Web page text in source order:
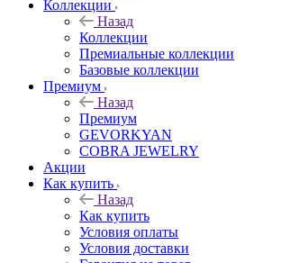
Коллекции
Назад
Коллекции
Премиальные коллекции
Базовые коллекции
Премиум
Назад
Премиум
GEVORKYAN
COBRA JEWELRY
Акции
Как купить
Назад
Как купить
Условия оплаты
Условия доставки